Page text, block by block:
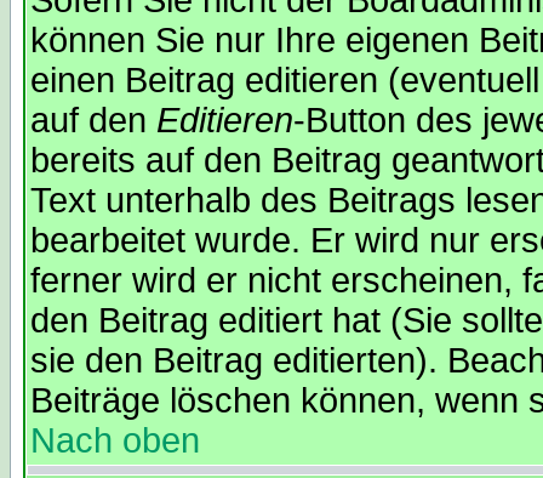
können Sie nur Ihre eigenen
einen Beitrag editieren
auf den Editieren-Button des
bereits auf den Beitrag
Text unterhalb des Beitrags
bearbeitet wurde. Er wird nur
ferner wird er nicht erscheinen,
den Beitrag editiert hat (Sie
sie den Beitrag editierten).
Beiträge löschen können, wenn
Nach oben